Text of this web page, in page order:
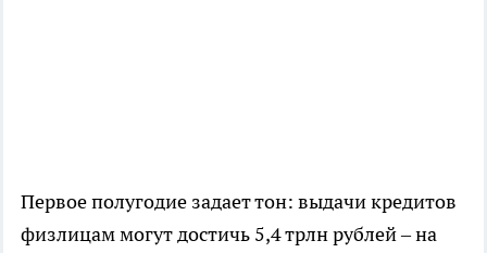
Первое полугодие задает тон: выдачи кредитов
физлицам могут достичь 5,4 трлн рублей – на